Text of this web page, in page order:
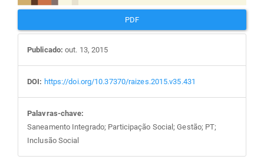
PDF
Publicado: out. 13, 2015
DOI: https://doi.org/10.37370/raizes.2015.v35.431
Palavras-chave:
Saneamento Integrado; Participação Social; Gestão; PT;
Inclusão Social